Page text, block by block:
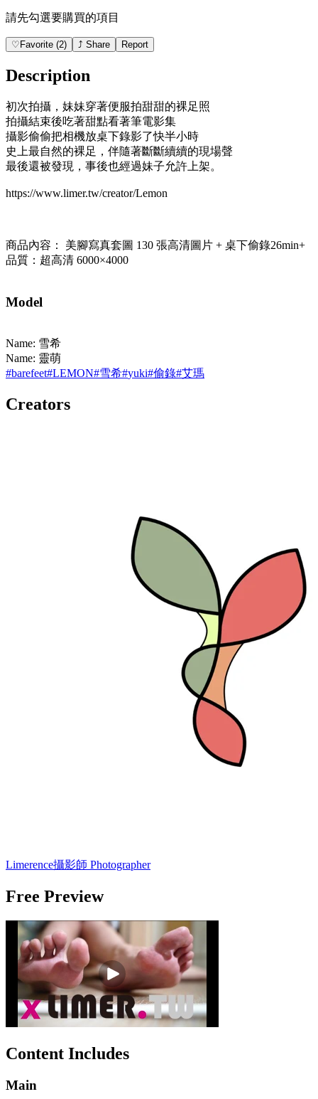
請先勾選要購買的項目
♡ Favorite (2) ⤴ Share Report
Description
初次拍攝，妹妹穿著便服拍甜甜的裸足照
拍攝結束後吃著甜點看著筆電影集
攝影偷偷把相機放桌下錄影了快半小時
史上最自然的裸足，伴隨著斷斷續續的現場聲
最後還被發現，事後也經過妹子允許上架。
https://www.limer.tw/creator/Lemon
商品內容： 美腳寫真套圖 130 張高清圖片 + 桌下偷錄26min+
品質：超高清 6000×4000
Model
Name: 雪希
Name: 靈萌
#barefeet#LEMON#雪希#yuki#偷錄#艾瑪
Creators
Limerence攝影師 Photographer
Free Preview
Content Includes
Main